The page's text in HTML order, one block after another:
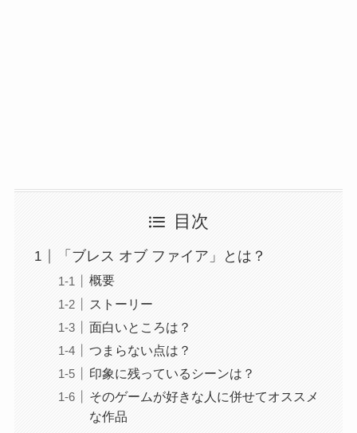
目次
「ブレス オブ ファイア」とは？
概要
ストーリー
面白いところは？
つまらない点は？
印象に残っているシーンは？
そのゲームが好きな人に併せてオススメ
な作品